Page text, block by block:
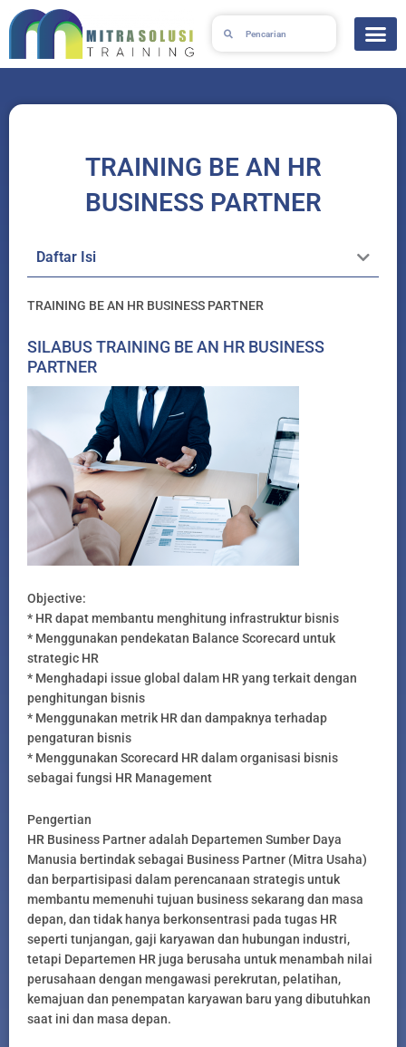
Lewati
ke
TRAINING BE AN HR
BUSINESS PARTNER
Daftar Isi
TRAINING BE AN HR BUSINESS PARTNER
SILABUS TRAINING BE AN HR BUSINESS
PARTNER
Objective:
* HR dapat membantu menghitung infrastruktur bisnis
* Menggunakan pendekatan Balance Scorecard untuk
strategic HR
* Menghadapi issue global dalam HR yang terkait dengan
penghitungan bisnis
* Menggunakan metrik HR dan dampaknya terhadap
pengaturan bisnis
* Menggunakan Scorecard HR dalam organisasi bisnis
sebagai fungsi HR Management
Pengertian
HR Business Partner adalah Departemen Sumber Daya
Manusia bertindak sebagai Business Partner (Mitra Usaha)
dan berpartisipasi dalam perencanaan strategis untuk
membantu memenuhi tujuan business sekarang dan masa
depan, dan tidak hanya berkonsentrasi pada tugas HR
seperti tunjangan, gaji karyawan dan hubungan industri,
tetapi Departemen HR juga berusaha untuk menambah nilai
perusahaan dengan mengawasi perekrutan, pelatihan,
kemajuan dan penempatan karyawan baru yang dibutuhkan
saat ini dan masa depan.